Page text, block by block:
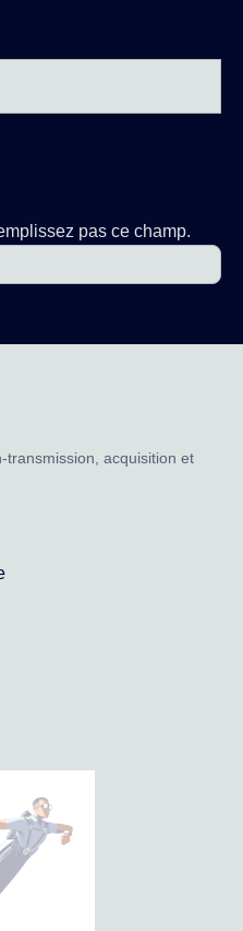
pas ce champ.
transmission, acquisition et
sert
Ils
vos
et